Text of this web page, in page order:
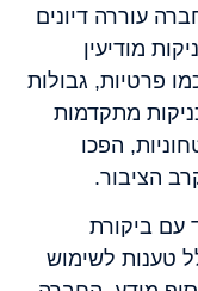
עוררה דיונים
מודיעין
פרטיות, גבולות
מתקדמות
הפכו
הציבור.
עם ביקורת
טענות לשימוש